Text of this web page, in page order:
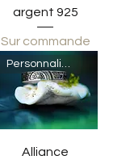
argent 925
Sur commande
Personnalisable
Alliance